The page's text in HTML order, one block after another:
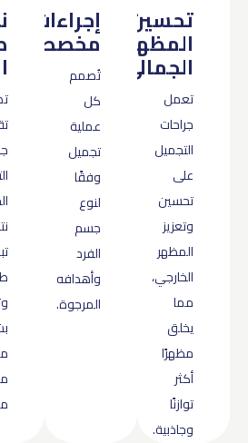
تحسين
المظهر
الجمالي
تعمل
جراحات
التجميل
على
تحسين
وتعزيز
المظهر
الخارجي،
مما
يخلق
مظهرًا
أكثر
توازنًا
وجاذبية.
إجراءات
مخصصة
تُصمم
كل
عملية
تجميل
وفقًا
لنوع
جسم
الفرد
وأهدافه
المرجوة.